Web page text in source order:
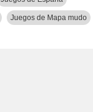
Juegos de Mapa mudo